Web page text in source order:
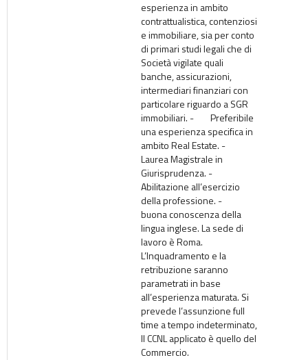
esperienza in ambito
contrattualistica, contenziosi
e immobiliare, sia per conto
di primari studi legali che di
Società vigilate quali
banche, assicurazioni,
intermediari finanziari con
particolare riguardo a SGR
immobiliari. - Preferibile
una esperienza specifica in
ambito Real Estate. -
Laurea Magistrale in
Giurisprudenza. -
Abilitazione all’esercizio
della professione. -
buona conoscenza della
lingua inglese. La sede di
lavoro è Roma.
L’Inquadramento e la
retribuzione saranno
parametrati in base
all’esperienza maturata. Si
prevede l’assunzione full
time a tempo indeterminato,
Il CCNL applicato è quello del
Commercio.